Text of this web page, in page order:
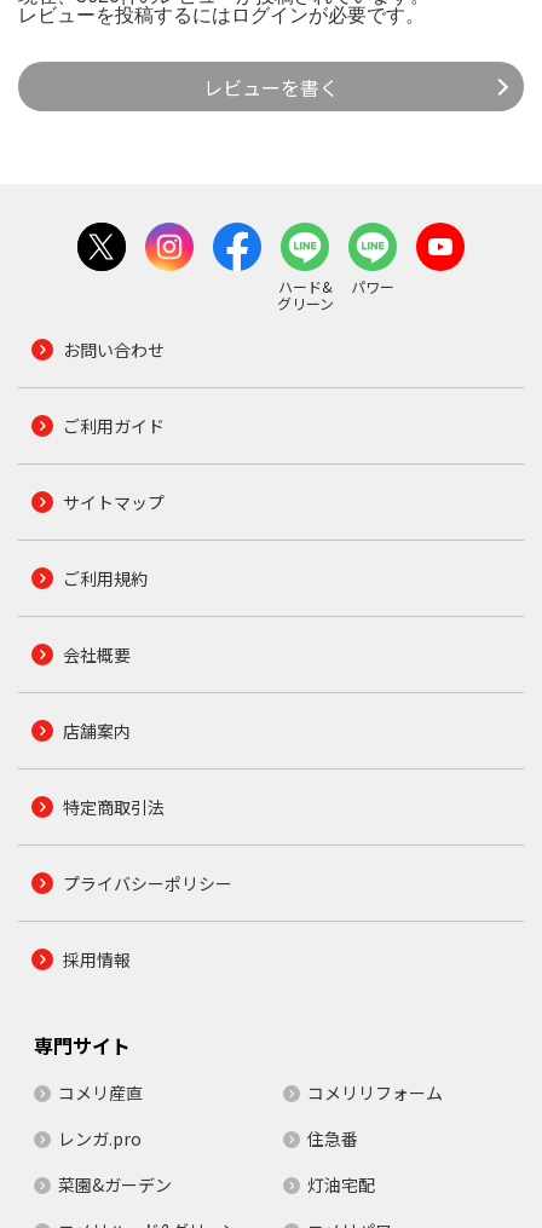
レビューを投稿するには ログインが必要です。
レビューを書く
ハード&
グリーン
パワー
お問い合わせ
ご利用ガイド
サイトマップ
ご利用規約
会社概要
店舗案内
特定商取引法
プライバシーポリシー
採用情報
専門サイト
コメリ産直
コメリリフォーム
レンガ.pro
住急番
菜園&ガーデン
灯油宅配